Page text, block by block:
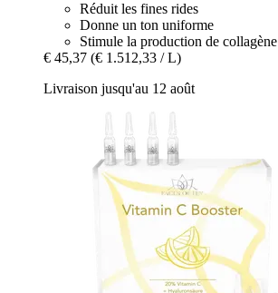
Réduit les fines rides
Donne un ton uniforme
Stimule la production de collagène
€ 45,37 (€ 1.512,33 / L)
Livraison jusqu'au 12 août